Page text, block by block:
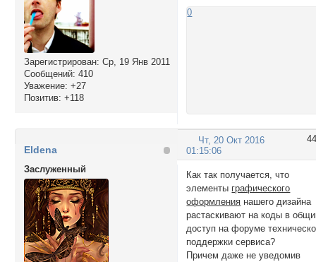
Зарегистрирован: Ср, 19 Янв 2011
Сообщений: 410
Уважение: +27
Позитив: +118
0
44
Чт, 20 Окт 2016
01:15:06
Eldena
Заслуженный
Как так получается, что
элементы графического
оформления нашего дизайна
растаскивают на коды в
доступ на форуме
поддержки сервиса?
Причем даже не уведомив